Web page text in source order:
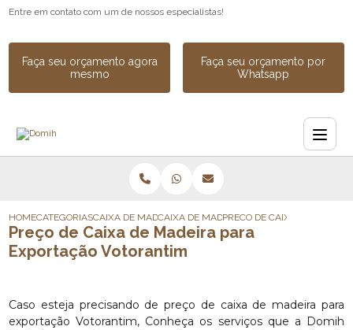
Entre em contato com um de nossos especialistas!
Faça seu orçamento agora
mesmo
Faça seu orçamento por
Whatsapp
HOMECATEGORIASCAIXA DE MADEIRACAIXA DE MADEIRA SOB MEDIDA
PRECO DE CAIXA DE
Preço de Caixa de Madeira para
Exportação Votorantim
Caso esteja precisando de preço de caixa de madeira para
exportação Votorantim, Conheça os serviços que a Domih